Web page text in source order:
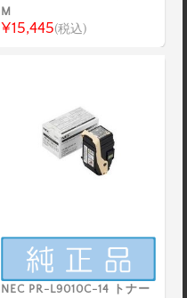
M
¥15,445(税込)
NEC PR-L9010C-14 トナー